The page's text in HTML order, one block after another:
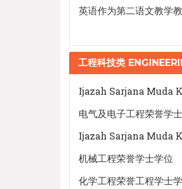
英语作为第二语文教学
工程科技类
Ijazah Sarjana Muda
电气及电子工程荣誉学
Ijazah Sarjana Muda
机械工程荣誉学士学位
化学工程荣誉工程学士